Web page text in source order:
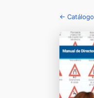
← Catálogo